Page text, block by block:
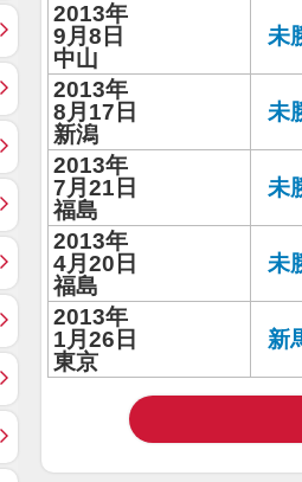
2013年
9月8日
中山
未
2013年
8月17日
新潟
未
2013年
7月21日
福島
未
2013年
4月20日
福島
未
2013年
1月26日
東京
新